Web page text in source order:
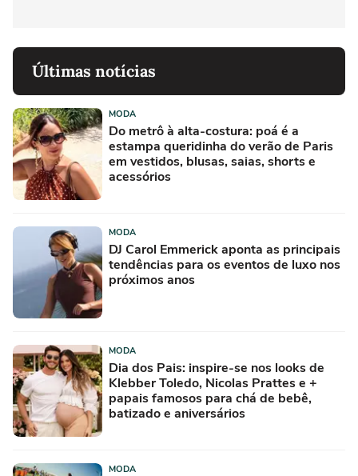
Últimas notícias
MODA
Do metrô à alta-costura: poá é a
estampa queridinha do verão de Paris
em vestidos, blusas, saias, shorts e
acessórios
MODA
DJ Carol Emmerick aponta as principais
tendências para os eventos de luxo nos
próximos anos
MODA
Dia dos Pais: inspire-se nos looks de
Klebber Toledo, Nicolas Prattes e +
papais famosos para chá de bebê,
batizado e aniversários
MODA